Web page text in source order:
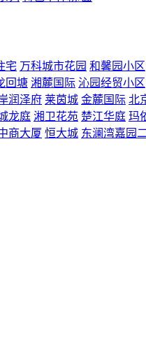
宅 万科城市花园 和馨园小区
回塘 湘麓国际 沁园经贸小区
润泽府 莱茵城 金麓国际 北
龙庭 湘卫花苑 楚江华庭 玛
商大厦 恒大城 东澜湾嘉园